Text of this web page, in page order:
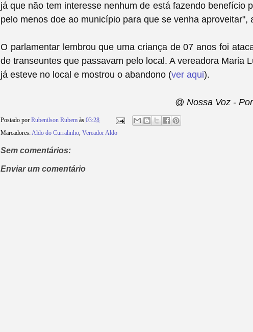
já que não tem interesse nenhum de está fazendo benefício
pelo menos doe ao município para que se venha aproveitar",
O parlamentar lembrou que uma criança de 07 anos foi
de transeuntes que passavam pelo local. A vereadora Maria
já esteve no local e mostrou o abandono (ver aqui).
@ Nossa Voz -
Postado por Rubenilson Rubem às 03:28
Marcadores:Aldo do Curralinho, Vereador Aldo
Sem comentários:
Enviar um comentário